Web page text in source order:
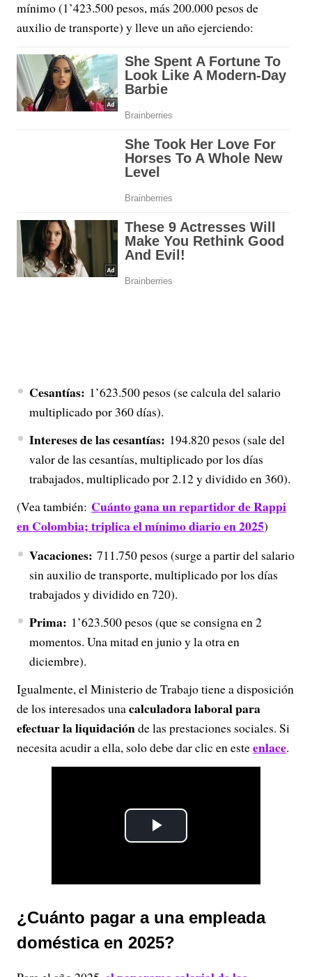
mínimo (1’423.500 pesos, más 200.000 pesos de
auxilio de transporte) y lleve un año ejerciendo:
Cesantías: 1’623.500 pesos (se calcula del salario
multiplicado por 360 días).
Intereses de las cesantías: 194.820 pesos (sale del
valor de las cesantías, multiplicado por los días
trabajados, multiplicado por 2.12 y dividido en 360).
(Vea también: Cuánto gana un repartidor de Rappi
en Colombia; triplica el mínimo diario en 2025)
Vacaciones: 711.750 pesos (surge a partir del salario
sin auxilio de transporte, multiplicado por los días
trabajados y dividido en 720).
Prima: 1’623.500 pesos (que se consigna en 2
momentos. Una mitad en junio y la otra en
diciembre).
Igualmente, el Ministerio de Trabajo tiene a disposición
de los interesados unacalculadora laboral para
efectuar la liquidaciónde las prestaciones sociales. Si
necesita acudir a ella, solo debe dar clic en esteenlace.
P
y
¿Cuánto pagar a una empleada
doméstica en 2025?